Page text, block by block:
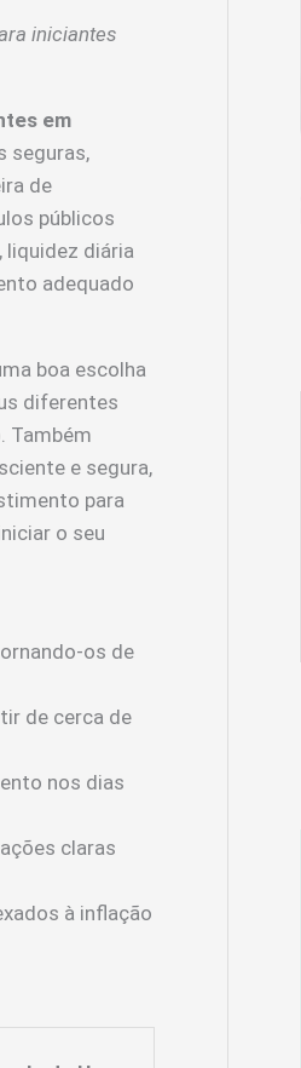
iniciantes
em
seguras,
de
públicos
liquidez diária
adequado
boa escolha
diferentes
Também
e segura,
para
o seu
os de
de cerca de
nos dias
claras
à inflação